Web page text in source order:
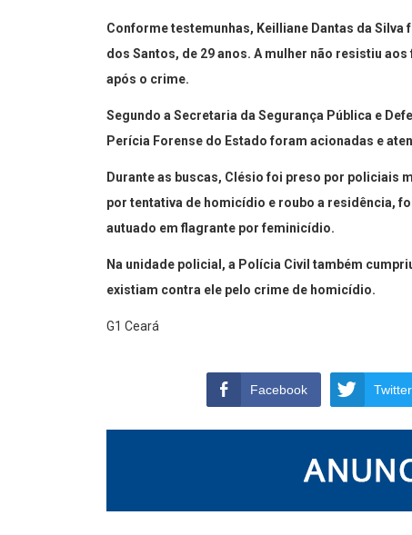
Conforme testemunhas, Keilliane Dantas da
dos Santos, de 29 anos. A mulher não resistiu
após o crime.
Segundo a Secretaria da Segurança Pública e
Perícia Forense do Estado foram acionadas e
Durante as buscas, Clésio foi preso por policiais
por tentativa de homicídio e roubo a residência,
autuado em flagrante por feminicídio.
Na unidade policial, a Polícia Civil também
existiam contra ele pelo crime de homicídio.
G1 Ceará
Facebook Twitter